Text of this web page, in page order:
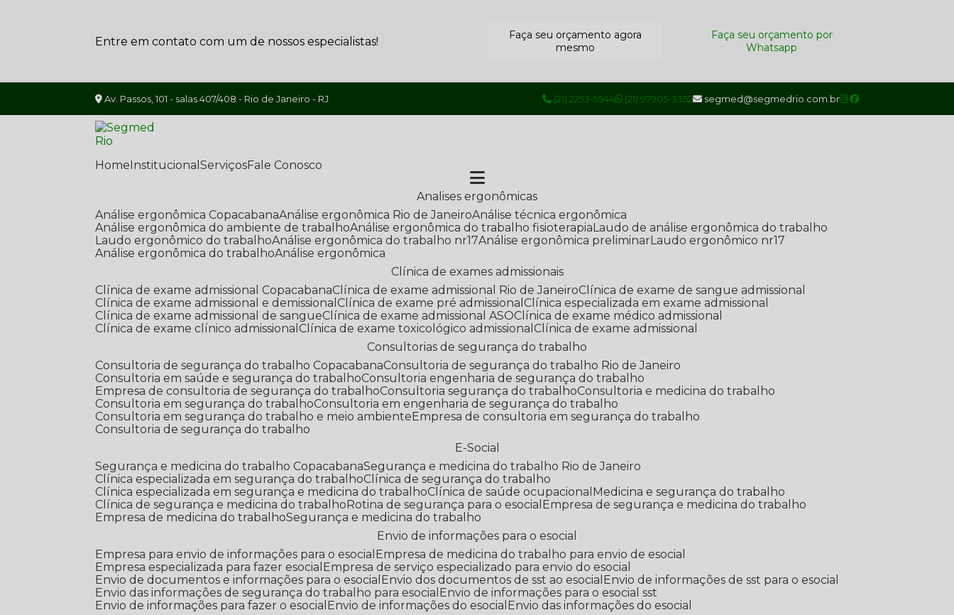
Entre em contato com um de nossos especialistas!
Faça seu orçamento agora
mesmo
Faça seu orçamento por
Whatsapp
Av. Passos, 101 - salas 407/408 - Rio de Janeiro - RJ (21) 2253-5544 (21) 97905-3352 segmed@segmedrio.com.br
Home Institucional Serviços Fale Conosco
Analises ergonômicas
Análise ergonômica Copacabana Análise ergonômica Rio de Janeiro Análise técnica ergonômica
Análise ergonômica do ambiente de trabalho Análise ergonômica do trabalho fisioterapia Laudo de análise ergonômica do trabalho
Laudo ergonômico do trabalho Análise ergonômica do trabalho nr17 Análise ergonômica preliminar Laudo ergonômico nr17
Análise ergonômica do trabalho Análise ergonômica
Clínica de exames admissionais
Clínica de exame admissional Copacabana
Clínica de exame admissional Rio de Janeiro
Clínica de exame de sangue admissional
Clínica de exame admissional e demissional
Clínica de exame pré admissional
Clínica especializada em exame admissional
Clínica de exame admissional de sangue
Clínica de exame admissional ASO
Clínica de exame médico admissional
Clínica de exame clínico admissional
Clínica de exame toxicológico admissional
Clínica de exame admissional
Consultorias de segurança do trabalho
Consultoria de segurança do trabalho Copacabana
Consultoria de segurança do trabalho Rio de Janeiro
Consultoria em saúde e segurança do trabalho
Consultoria engenharia de segurança do trabalho
Empresa de consultoria de segurança do trabalho
Consultoria segurança do trabalho
Consultoria e medicina do trabalho
Consultoria em segurança do trabalho
Consultoria em engenharia de segurança do trabalho
Consultoria em segurança do trabalho e meio ambiente
Empresa de consultoria em segurança do trabalho
Consultoria de segurança do trabalho
E-Social
Segurança e medicina do trabalho Copacabana Segurança e medicina do trabalho Rio de Janeiro
Clínica especializada em segurança do trabalho
Clínica de segurança do trabalho
Clínica especializada em segurança e medicina do trabalho
Clínica de saúde ocupacional
Medicina e segurança do trabalho
Clínica de segurança e medicina do trabalho
Rotina de segurança para o esocial
Empresa de segurança e medicina do trabalho
Empresa de medicina do trabalho Segurança e medicina do trabalho
Envio de informações para o esocial
Empresa para envio de informações para o esocial
Empresa de medicina do trabalho para envio de esocial
Empresa especializada para fazer esocial
Empresa de serviço especializado para envio do esocial
Envio de documentos e informações para o esocial
Envio dos documentos de sst ao esocial
Envio de informações de sst para o esocial
Envio das informações de segurança do trabalho para esocial
Envio de informações para o esocial sst
Envio de informações para fazer o esocial
Envio de informações do esocial
Envio das informações do esocial